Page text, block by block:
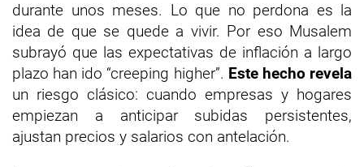
durante unos meses. Lo que no perdona es la
idea de que se quede a vivir. Por eso Musalem
subrayó que las expectativas de inflación a largo
plazo han ido “creeping higher”. Este hecho revela
un riesgo clásico: cuando empresas y hogares
empiezan a anticipar subidas persistentes,
ajustan precios y salarios con antelación.